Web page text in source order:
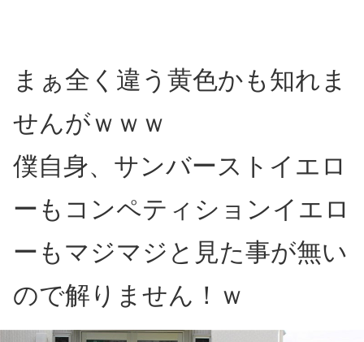
まぁ全く違う黄色かも知れま
せんがｗｗｗ
僕自身、サンバーストイエロ
ーもコンペティションイエロ
ーもマジマジと見た事が無い
ので解りません！ｗ